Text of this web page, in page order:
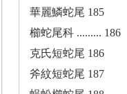
華麗鱗蛇尾 185
櫛蛇尾科 ......... 186
克氏短蛇尾 186
斧紋短蛇尾 187